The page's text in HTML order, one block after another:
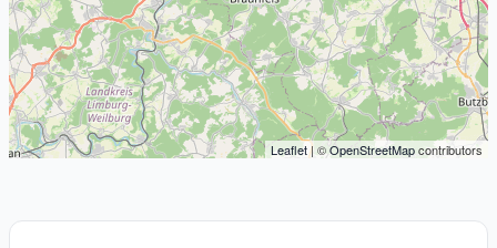
Leaflet| ©OpenStreetMapcontributors